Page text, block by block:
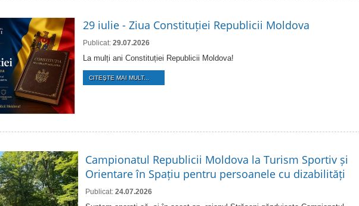
29 iulie - Ziua Constituției Republicii Moldova
Publicat: 29.07.2026
La mulți ani Constituției Republicii Moldova!
CITEŞTE MAI MULT...
Campionatul Republicii Moldova la Turism Sportiv și
Orientare în Spațiu pentru persoanele cu dizabilități
Publicat: 24.07.2026